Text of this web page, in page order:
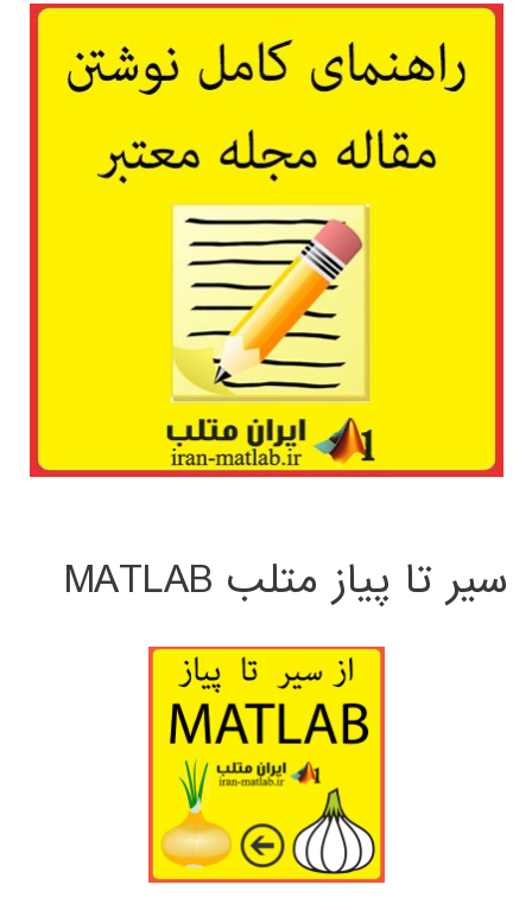
سیر تا پیاز متلب MATLAB